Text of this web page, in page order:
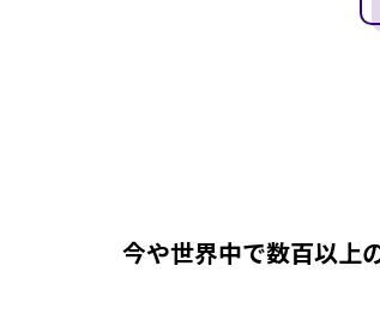
今や世界中で数百以上